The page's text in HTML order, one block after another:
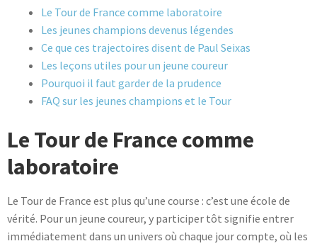
Le Tour de France comme laboratoire
Les jeunes champions devenus légendes
Ce que ces trajectoires disent de Paul Seixas
Les leçons utiles pour un jeune coureur
Pourquoi il faut garder de la prudence
FAQ sur les jeunes champions et le Tour
Le Tour de France comme
laboratoire
Le Tour de France est plus qu’une course : c’est une école de
vérité. Pour un jeune coureur, y participer tôt signifie entrer
immédiatement dans un univers où chaque jour compte, où les